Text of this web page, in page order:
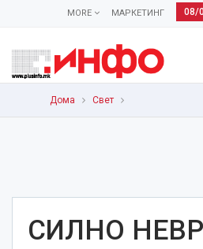
08/
МАРКЕТИНГ
MORE
Дома Свет
СИЛНО